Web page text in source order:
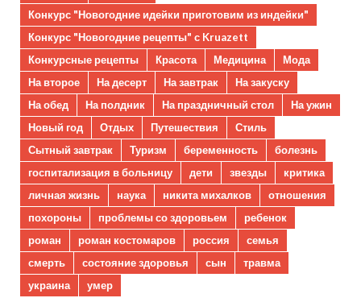
Конкурс "Новогодние идейки приготовим из индейки"
Конкурс "Новогодние рецепты" с Kruazett
Конкурсные рецепты
Красота Медицина
Мода
На второе
На десерт На завтрак
На закуску
На обед
На полдник На праздничный стол
На ужин
Новый год
Отдых Путешествия
Стиль
Сытный завтрак
Туризм беременность
болезнь
госпитализация в больницу
дети звезды
критика
личная жизнь
наука никита михалков
отношения
похороны
проблемы со здоровьем
ребенок
роман
роман костомаров россия
семья
смерть
состояние здоровья сын
травма
украина
умер